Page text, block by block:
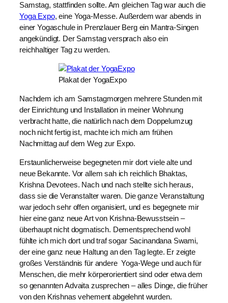
Samstag, stattfinden sollte. Am gleichen Tag war auch die
Yoga Expo, eine Yoga-Messe. Außerdem war abends in
einer Yogaschule in Prenzlauer Berg ein Mantra-Singen
angekündigt. Der Samstag versprach also ein
reichhaltiger Tag zu werden.
Plakat der YogaExpo
Nachdem ich am Samstagmorgen mehrere Stunden mit
der Einrichtung und Installation in meiner Wohnung
verbracht hatte, die natürlich nach dem Doppelumzug
noch nicht fertig ist, machte ich mich am frühen
Nachmittag auf dem Weg zur Expo.
Erstaunlicherweise begegneten mir dort viele alte und
neue Bekannte. Vor allem sah ich reichlich Bhaktas,
Krishna Devotees. Nach und nach stellte sich heraus,
dass sie die Veranstalter waren. Die ganze Veranstaltung
war jedoch sehr offen organisiert, und es begegnete mir
hier eine ganz neue Art von Krishna-Bewusstsein –
überhaupt nicht dogmatisch. Dementsprechend wohl
fühlte ich mich dort und traf sogar Sacinandana Swami,
der eine ganz neue Haltung an den Tag legte. Er zeigte
großes Verständnis für andere Yoga-Wege und auch für
Menschen, die mehr körperorientiert sind oder etwa dem
so genannten Advaita zusprechen – alles Dinge, die früher
von den Krishnas vehement abgelehnt wurden.